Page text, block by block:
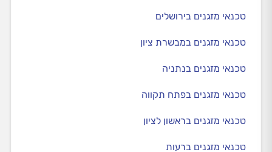
טכנאי מזגנים בירושלים
טכנאי מזגנים במבשרת ציון
טכנאי מזגנים בנתניה
טכנאי מזגנים בפתח תקווה
טכנאי מזגנים בראשון לציון
טכנאי מזגנים ברעות